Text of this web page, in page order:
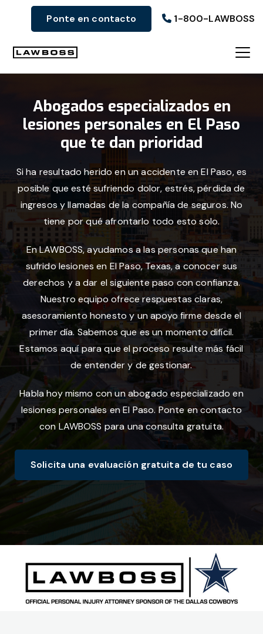
navegación
principal
principal
página
Ponte en contacto 1-800-LAWBOSS
Bufete
abogados
Uvalle
Abogados especializados en
lesiones personales en El Paso
que te dan prioridad
Si ha resultado herido en un accidente en El Paso, es
posible que esté sufriendo dolor, estrés, pérdida de
ingresos y llamadas de la compañía de seguros. No
tiene por qué afrontarlo todo esto solo.
En LAWBOSS, ayudamos a las personas que han
sufrido lesiones en El Paso, Texas, a conocer sus
derechos y a dar el siguiente paso con confianza.
Nuestro equipo ofrece respuestas claras,
asesoramiento honesto y un apoyo firme desde el
primer día. Sabemos que es un momento difícil.
Estamos aquí para que el proceso resulte más fácil
de entender y de gestionar.
Habla hoy mismo con un abogado especializado en
lesiones personales en El Paso. Ponte en contacto
con LAWBOSS para una consulta gratuita.
Solicita una evaluación gratuita de tu caso